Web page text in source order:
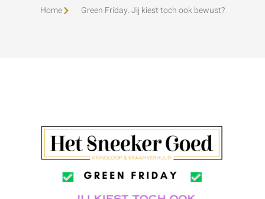
Home Green Friday. Jij kiest toch ook bewust?